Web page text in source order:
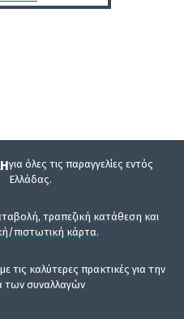
για όλες τις παραγγελίες εντός
Ελλάδας.
τραπεζική κατάθεση και
πιστωτική κάρτα.
τις καλύτερες πρακτικές για την
των συναλλαγών